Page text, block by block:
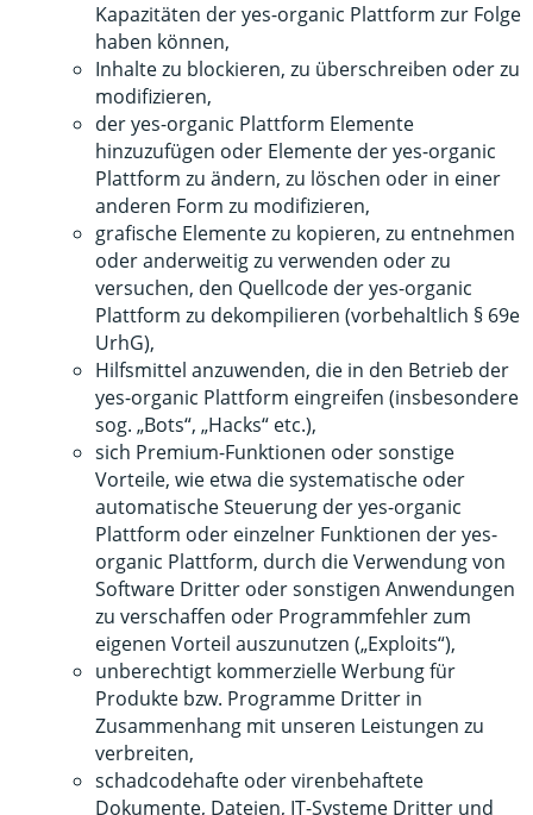
Kapazitäten der yes-organic Plattform zur Folge
haben können,
Inhalte zu blockieren, zu überschreiben oder zu
modifizieren,
der yes-organic Plattform Elemente
hinzuzufügen oder Elemente der yes-organic
Plattform zu ändern, zu löschen oder in einer
anderen Form zu modifizieren,
grafische Elemente zu kopieren, zu entnehmen
oder anderweitig zu verwenden oder zu
versuchen, den Quellcode der yes-organic
Plattform zu dekompilieren (vorbehaltlich § 69e
UrhG),
Hilfsmittel anzuwenden, die in den Betrieb der
yes-organic Plattform eingreifen (insbesondere
sog. „Bots“, „Hacks“ etc.),
sich Premium-Funktionen oder sonstige
Vorteile, wie etwa die systematische oder
automatische Steuerung der yes-organic
Plattform oder einzelner Funktionen der yes-
organic Plattform, durch die Verwendung von
Software Dritter oder sonstigen Anwendungen
zu verschaffen oder Programmfehler zum
eigenen Vorteil auszunutzen („Exploits“),
unberechtigt kommerzielle Werbung für
Produkte bzw. Programme Dritter in
Zusammenhang mit unseren Leistungen zu
verbreiten,
schadcodehafte oder virenbehaftete
Dokumente, Dateien, IT-Systeme Dritter und